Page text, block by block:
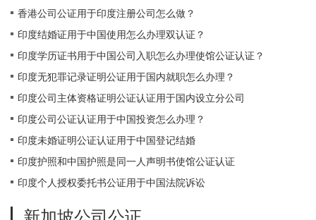
香港公司公证用于印度注册公司怎么做？
印度结婚证用于中国使用怎么办理双认证？
印度学历证书用于中国公司入职怎么办理使馆公证认证？
印度无犯罪记录证明公证用于国内就职怎么办理？
印度公司主体资格证明公证认证用于国内设立分公司
印度公司公证认证用于中国投资怎么办理？
印度未婚证明公证认证用于中国登记结婚
印度护照和中国护照是同一人声明书使馆公证认证
印度个人授权委托书公证用于中国法院诉讼